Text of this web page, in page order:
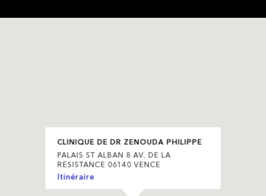
CLINIQUE DE DR ZENOUDA PHILIPPE
PALAIS ST ALBAN 8 AV. DE LA
RESISTANCE 06140 VENCE
Itinéraire